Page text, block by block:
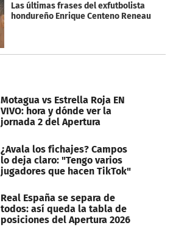
Las últimas frases del exfutbolista
hondureño Enrique Centeno Reneau
Motagua vs Estrella Roja EN
VIVO: hora y dónde ver la
jornada 2 del Apertura
¿Avala los fichajes? Campos
lo deja claro: "Tengo varios
jugadores que hacen TikTok"
Real España se separa de
todos: así queda la tabla de
posiciones del Apertura 2026